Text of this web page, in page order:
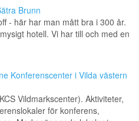
Brunn
- här har man mått bra i 300 år.
hotell. Vi har till och med en
Konferenscenter i Vilda västern
Vildmarkscenter). Aktiviteter,
för konferens,